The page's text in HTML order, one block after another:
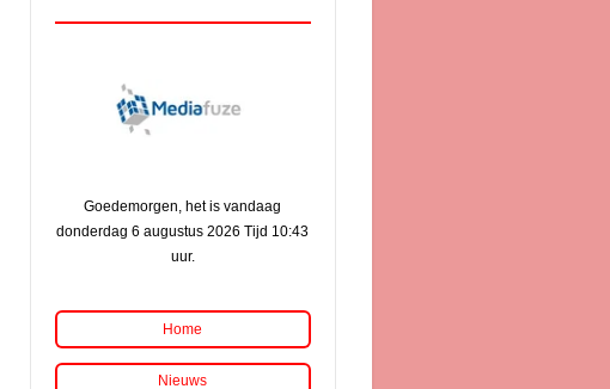
Goedemorgen, het is vandaag
donderdag 6 augustus 2026 Tijd 10:43
uur.
Home
Nieuws